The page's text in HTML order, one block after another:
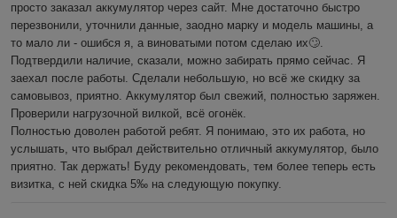
просто заказал аккумулятор через сайт. Мне достаточно быстро
перезвонили, уточнили данные, заодно марку и модель машины, а
то мало ли - ошибся я, а виноватыми потом сделаю их🙄.
Подтвердили наличие, сказали, можно забирать прямо сейчас. Я
заехал после работы. Сделали небольшую, но всё же скидку за
самовывоз, приятно. Аккумулятор был свежий, полностью заряжен.
Проверили нагрузочной вилкой, всё огонёк.
Полностью доволен работой ребят. Я понимаю, это их работа, но
услышать, что выбрал действительно отличный аккумулятор, было
приятно. Так держать! Буду рекомендовать, тем более теперь есть
визитка, с ней скидка 5‰ на следующую покупку.